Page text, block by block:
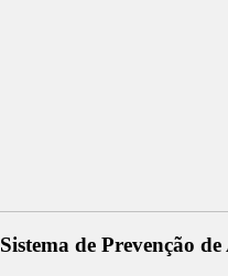
Sistema de Prevenção